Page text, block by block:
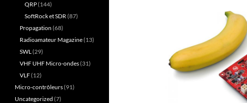
QRP(144)
SoftRock et SDR(87)
Propagation (68)
Radioamateur Magazine(13)
SWL(29)
VHF UHF Micro-ondes(31)
VLF(12)
Micro-contrôleurs(91)
Uncategorized (7)